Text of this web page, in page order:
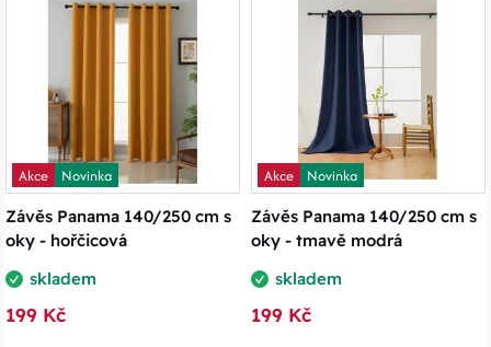
Akce
Novinka
Závěs Panama 140/250 cm s
oky - hořčicová
skladem
199 Kč
Akce
Novinka
Závěs Panama 140/250 cm s
oky - tmavě modrá
skladem
199 Kč